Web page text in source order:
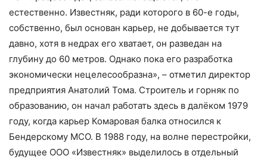
естественно. Известняк, ради которого в 60-е годы,
собственно, был основан карьер, не добывается тут
давно, хотя в недрах его хватает, он разведан на
глубину до 60 метров. Однако пока его разработка
экономически нецелесообразна», – отметил директор
предприятия Анатолий Тома. Строитель и горняк по
образованию, он начал работать здесь в далёком 1979
году, когда карьер Комаровая балка относился к
Бендерскому МСО. В 1988 году, на волне перестройки,
будущее ООО «Известняк» выделилось в отдельный